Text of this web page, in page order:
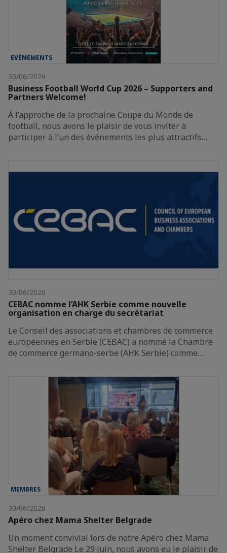
EVÈNEMENTS
30/06/2026
Business Football World Cup 2026 – Supporters and
Partners Welcome!
À l’approche de la prochaine Coupe du Monde de
football, nous avons le plaisir de vous inviter à
participer à l’un des événements les plus attractifs…
30/06/2026
CEBAC nomme l’AHK Serbie comme nouvelle
organisation en charge du secrétariat
Le Conseil des associations et chambres de commerce
européennes en Serbie (CEBAC) a nommé la Chambre
de commerce germano-serbe (AHK Serbie) comme…
MEMBRES
30/06/2026
Apéro chez Mama Shelter Belgrade
Un moment convivial lors de notre Apéro chez Mama
Shelter Belgrade Le 29 juin, nous avons eu le plaisir de